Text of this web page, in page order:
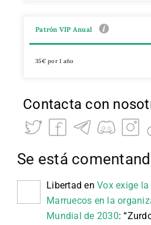
Patrón VIP Anual
35€ por 1 año
Contacta con
Se está
Libertad en Vox exige
Marruecos en la
Mundial de 2030: “